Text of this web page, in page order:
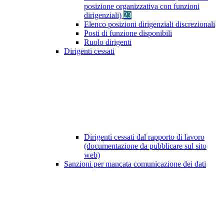
posizione organizzativa con funzioni
dirigenziali) 23
Elenco posizioni dirigenziali discrezionali
Posti di funzione disponibili
Ruolo dirigenti
Dirigenti cessati
Dirigenti cessati dal rapporto di lavoro
(documentazione da pubblicare sul sito
web)
Sanzioni per mancata comunicazione dei dati